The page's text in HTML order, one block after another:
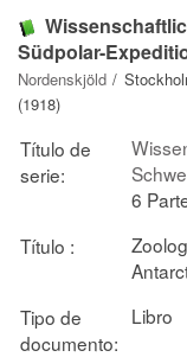
Südpolar-
Nordenskjöld /
(1918)
Título de
serie:
6
Título :
Tipo de
documento:
Libro